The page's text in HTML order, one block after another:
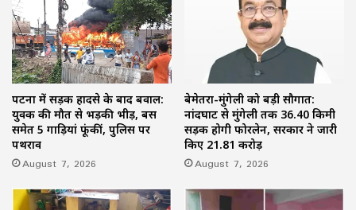
पटना में सड़क हादसे के बाद बवाल:
युवक की मौत से भड़की भीड़, बस
समेत 5 गाड़ियां फूंकीं, पुलिस पर
पथराव
August 7, 2026
बेमेतरा-मुंगेली को बड़ी सौगात:
नांदघाट से मुंगेली तक 36.40 किमी
सड़क होगी फोरलेन, सरकार ने जारी
किए 21.81 करोड़
August 7, 2026